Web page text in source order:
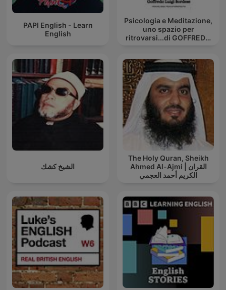
PAPI English - Learn
English
Psicologia e Meditazione,
uno spazio per
ritrovarsi...di GOFFREDO
الشيخ كشك
The Holy Quran, Sheikh
Ahmed Al-Ajmi | القران
الكريم أحمد العجمي